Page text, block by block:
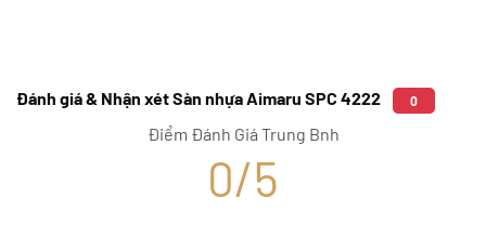
Đánh giá & Nhận xét Sàn nhựa Aimaru SPC 4222 0
Điểm Đánh Giá Trung Bnh
0/5